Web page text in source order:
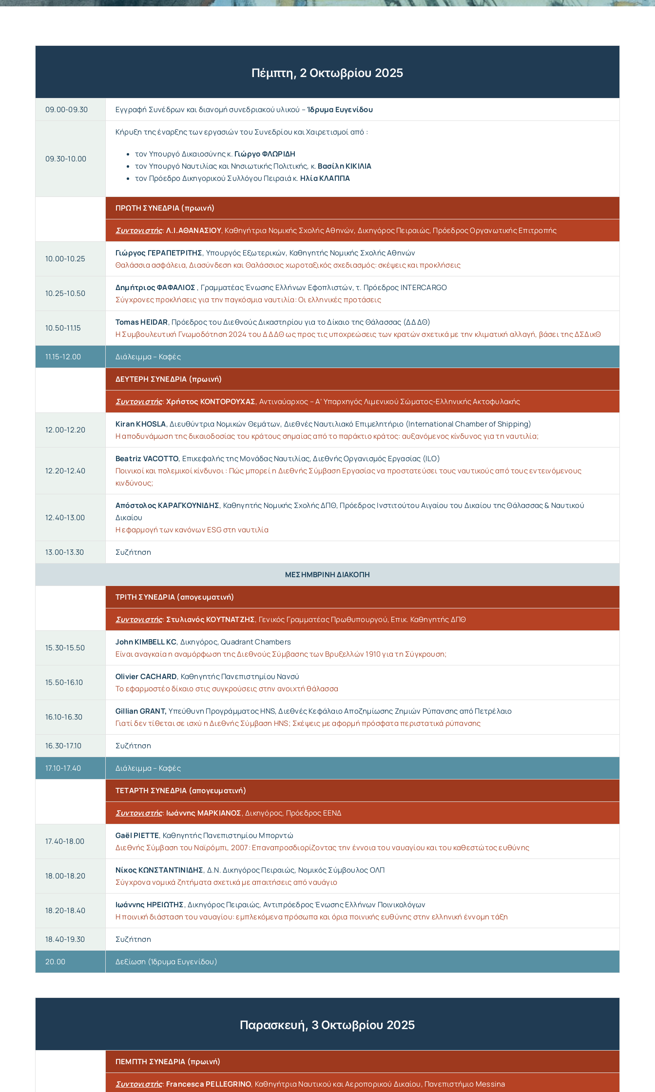
Πέμπτη, 2 Οκτωβρίου 2025
09.00-09.30 Εγγραφή Συνέδρων και διανομή συνεδριακού υλικού –Ίδρυμα Ευγενίδου
09.30-10.00
Κήρυξη της έναρξης των εργασιών του Συνεδρίου και Χαιρετισμοί από :
τον Υπουργό Δικαιοσύνης κ. Γιώργο ΦΛΩΡΙΔΗ
τον Υπουργό Ναυτιλίας και Νησιωτικής Πολιτικής, κ. Βασίλη ΚΙΚΙΛΙΑ
τον Πρόεδρο Δικηγορικού Συλλόγου Πειραιά κ. Ηλία ΚΛΑΠΠΑ
ΠΡΩΤΗ ΣΥΝΕΔΡΙΑ (πρωινή)
Συντονιστής: Λ.Ι.ΑΘΑΝΑΣΙΟΥ, Καθηγήτρια Νομικής Σχολής Αθηνών, Δικηγόρος Πειραιώς, Πρόεδρος Οργανωτικής Επιτροπής
10.00-10.25
Γιώργος ΓΕΡΑΠΕΤΡΙΤΗΣ, Υπουργός Εξωτερικών, Καθηγητής Νομικής Σχολής Αθηνών
Θαλάσσια ασφάλεια, Διασύνδεση και Θαλάσσιος χωροταξικός σχεδιασμός: σκέψεις και προκλήσεις
10.25-10.50
Δημήτριος ΦΑΦΑΛΙΟΣ , Γραμματέας Ένωσης Ελλήνων Εφοπλιστών, τ. Πρόεδρος INTERCARGO
Σύγχρονες προκλήσεις για την παγκόσμια ναυτιλία: Οι ελληνικές προτάσεις
10.50-11.15
Tomas HEIDAR, Πρόεδρος του Διεθνούς Δικαστηρίου για το Δίκαιο της Θάλασσας (ΔΔΔΘ)
H Συμβουλευτική Γνωμοδότηση 2024 του ΔΔΔΘ ως προς τις υποχρεώσεις των κρατών σχετικά με την κλιματική αλλαγή, βάσει της ΔΣΔικΘ
11.15-12.00 Διάλειμμα – Καφές
ΔΕΥΤΕΡΗ ΣΥΝΕΔΡΙΑ (πρωινή)
Συντονιστής: Χρήστος ΚΟΝΤΟΡΟΥΧΑΣ, Αντιναύαρχος – Α’ Υπαρχηγός Λιμενικού Σώματος-Ελληνικής Ακτοφυλακής
12.00-12.20
Kiran KHOSLA, Διευθύντρια Νομικών Θεμάτων, Διεθνές Ναυτιλιακό Επιμελητήριο (International Chamber of Shipping)
Η αποδυνάμωση της δικαιοδοσίας του κράτους σημαίας από το παράκτιο κράτος: αυξανόμενος κίνδυνος για τη ναυτιλία;
12.20-12.40
Beatriz VACOTTO, Επικεφαλής της Μονάδας Ναυτιλίας, Διεθνής Οργανισμός Εργασίας (ILO)
Ποινικοί και πολεμικοί κίνδυνοι : Πώς μπορεί η Διεθνής Σύμβαση Εργασίας να προστατεύσει τους ναυτικούς από τους εντεινόμενους
κινδύνους;
12.40-13.00
Απόστολος ΚΑΡΑΓΚΟΥΝΙΔΗΣ, Καθηγητής Νομικής Σχολής ΔΠΘ, Πρόεδρος Ινστιτούτου Αιγαίου του Δικαίου της Θάλασσας & Ναυτικού
Δικαίου
Η εφαρμογή των κανόνων ESG στη ναυτιλία
13.00-13.30 Συζήτηση
ΜΕΣΗΜΒΡΙΝΗ ΔΙΑΚΟΠΗ
ΤΡΙΤΗ ΣΥΝΕΔΡΙΑ (απογευματινή)
Συντονιστής: Στυλιανός ΚΟΥΤΝΑΤΖΗΣ, Γενικός Γραμματέας Πρωθυπουργού, Επικ. Καθηγητής ΔΠΘ
15.30-15.50
John KIMBELL KC, Δικηγόρος, Quadrant Chambers
Είναι αναγκαία η αναμόρφωση της Διεθνούς Σύμβασης των Βρυξελλών 1910 για τη Σύγκρουση;
15.50-16.10
Olivier CACHARD, Καθηγητής Πανεπιστημίου Νανσύ
Το εφαρμοστέο δίκαιο στις συγκρούσεις στην ανοιχτή θάλασσα
16.10-16.30
Gillian GRANT, Υπεύθυνη Προγράμματος HNS, Διεθνές Κεφάλαιο Αποζημίωσης Ζημιών Ρύπανσης από Πετρέλαιο
Γιατί δεν τίθεται σε ισχύ η Διεθνής Σύμβαση HNS; Σκέψεις με αφορμή πρόσφατα περιστατικά ρύπανσης
16.30-17.10 Συζήτηση
17.10-17.40 Διάλειμμα – Καφές
ΤΕΤΑΡΤΗ ΣΥΝΕΔΡΙΑ (απογευματινή)
Συντονιστής: Ιωάννης ΜΑΡΚΙΑΝΟΣ, Δικηγόρος, Πρόεδρος ΕΕΝΔ
17.40-18.00
Gaël PIETTE, Καθηγητής Πανεπιστημίου Μπορντώ
Διεθνής Σύμβαση του Ναϊρόμπι, 2007: Επαναπροσδιορίζοντας την έννοια του ναυαγίου και του καθεστώτος ευθύνης
18.00-18.20
Νίκος ΚΩΝΣΤΑΝΤΙΝΙΔΗΣ, Δ.Ν. Δικηγόρος Πειραιώς, Νομικός Σύμβουλος ΟΛΠ
Σύγχρονα νομικά ζητήματα σχετικά με απαιτήσεις από ναυάγιο
18.20-18.40
Ιωάννης ΗΡΕΙΩΤΗΣ,Δικηγόρος Πειραιώς, Αντιπρόεδρος ΈνωσηςΕλλήνων Ποινικολόγων
Η ποινική διάσταση του ναυαγίου: εμπλεκόμενα πρόσωπα και όρια ποινικής ευθύνης στην ελληνική έννομη τάξη
18.40-19.30 Συζήτηση
20.00 Δεξίωση (Ίδρυμα Ευγενίδου)
Παρασκευή, 3 Οκτωβρίου 2025
ΠΕΜΠΤΗ ΣΥΝΕΔΡΙΑ (πρωινή)
Συντονιστής: Francesca PELLEGRINO, Καθηγήτρια Ναυτικού και Αεροπορικού Δικαίου, Πανεπιστήμιο Messina